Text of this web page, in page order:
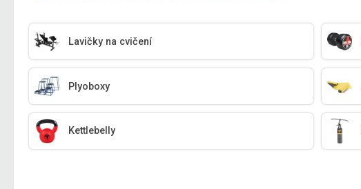
Lavičky na cvičení
Plyoboxy
Kettlebelly